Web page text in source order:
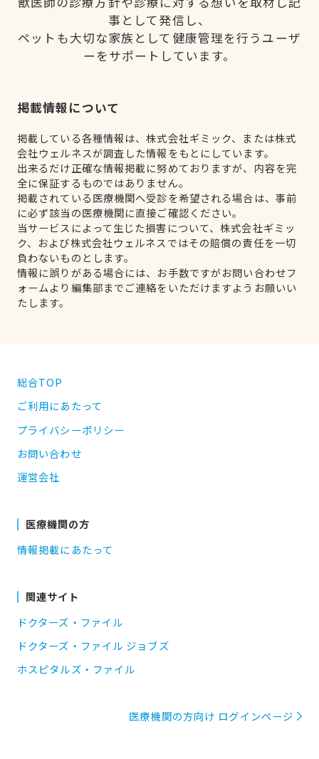
事として発信し、
ペットも大切な家族として健康管理を行うユーザ
ーをサポートしています。
掲載情報について
掲載している各種情報は、株式会社ギミック、または株式
会社ウェルネスが調査した情報をもとにしています。
出来るだけ正確な情報掲載に努めておりますが、内容を完
全に保証するものではありません。
掲載されている医療機関へ受診を希望される場合は、事前
に必ず該当の医療機関に直接ご確認ください。
当サービスによって生じた損害について、株式会社ギミッ
ク、および株式会社ウェルネスではその賠償の責任を一切
負わないものとします。
情報に誤りがある場合には、お手数ですがお問い合わせフ
ォームより編集部までご連絡をいただけますようお願いい
たします。
総合TOP
ご利用にあたって
プライバシーポリシー
お問い合わせ
運営会社
医療機関の方
情報掲載にあたって
関連サイト
ドクターズ・ファイル
ドクターズ・ファイル ジョブズ
ホスピタルズ・ファイル
医療機関の方向け ログインページ